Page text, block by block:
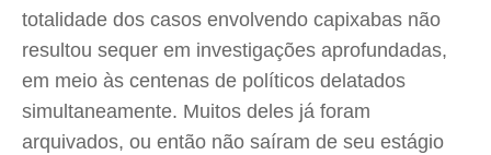
totalidade dos casos envolvendo capixabas não
resultou sequer em investigações aprofundadas,
em meio às centenas de políticos delatados
simultaneamente. Muitos deles já foram
arquivados, ou então não saíram de seu estágio